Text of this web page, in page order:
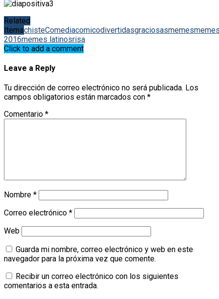
Related
ItemschisteComediacomicodivertidasgraciosasmemes
2016memes latinosrisa
Click to add a comment
Leave a Reply
Tu dirección de correo electrónico no será publicada. Los
campos obligatorios están marcados con *
Comentario *
Nombre *
Correo electrónico *
Web
Guarda mi nombre, correo electrónico y web en este
navegador para la próxima vez que comente.
Recibir un correo electrónico con los siguientes
comentarios a esta entrada.